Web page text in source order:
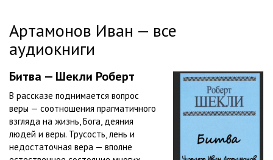
Артамонов Иван — все
аудиокниги
Битва — Шекли Роберт
В рассказе поднимается вопрос
веры — соотношения прагматичного
взгляда на жизнь, Бога, деяния
людей и веры. Трусость, лень и
недостаточная вера — вполне